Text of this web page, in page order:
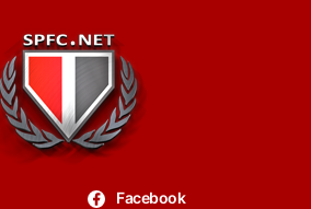
Facebook